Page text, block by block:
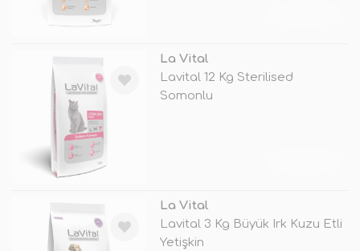
La Vital
Lavital 12 Kg Sterilised
Somonlu
La Vital
Lavital 3 Kg Büyük Irk Kuzu Etli
Yetişkin